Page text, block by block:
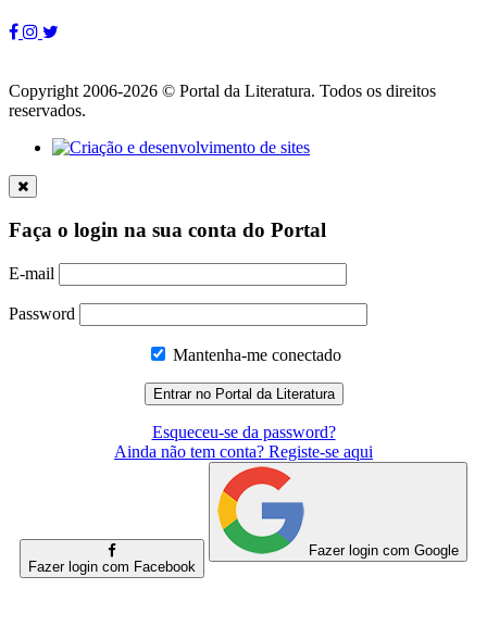
Copyright 2006-2026 © Portal da Literatura. Todos os direitos
reservados.
Faça o login na sua conta do Portal
E-mail
Password
Mantenha-me conectado
Esqueceu-se da password?
Ainda não tem conta? Registe-se aqui
Fazer login com Facebook
Fazer login com Google